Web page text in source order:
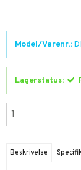
Model/Varenr.:
Lagerstatus:
Beskrivelse